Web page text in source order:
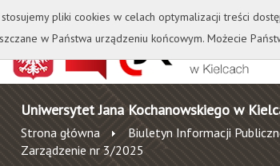
Kontakt Biblioteka
Uniwersytet Jana Kochanowskiego w
Strona główna Biuletyn Informacji
Zarządzenie nr 3/2025
pliki cookies w celach optymalizacji treści
w Państwa urządzeniu końcowym. Możecie